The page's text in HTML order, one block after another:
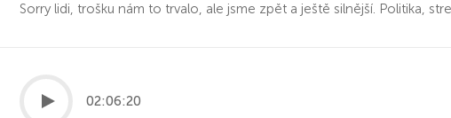
Sorry lidi, trošku nám to trvalo, ale jsme zpět a ještě silnější. Politika,
02:06:20